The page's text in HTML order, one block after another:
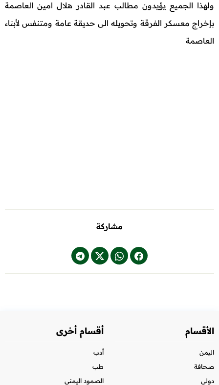
ولهذا الجميع يؤيدون مطالب عبد القادر هلال امين العاصمة
بإخراج معسكر الفرقة وتحويله الى حديقة عامة ومتنفس لأبناء
العاصمة
مشاركة
الأقسام
اليمن
صحافة
دولي
أقسام أخرى
أدب
طب
الصمود اليمني